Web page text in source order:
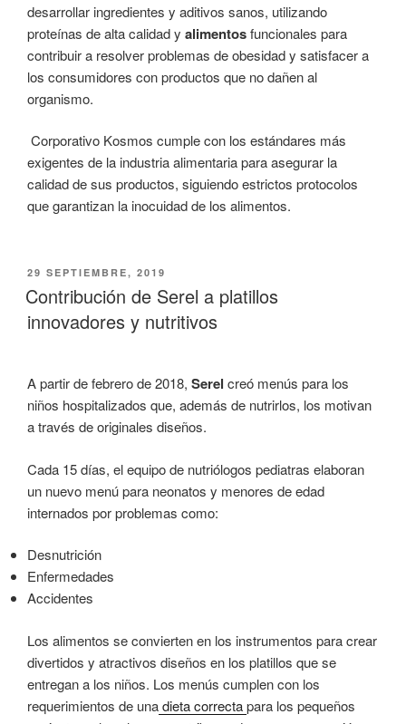
desarrollar ingredientes y aditivos sanos, utilizando
proteínas de alta calidad y alimentosfuncionales para
contribuir a resolver problemas de obesidad y satisfacer a
los consumidores con productos que no dañen al
organismo.
Corporativo Kosmos cumple con los estándares más
exigentes de la industria alimentaria para asegurar la
calidad de sus productos, siguiendo estrictos protocolos
que garantizan la inocuidad de los alimentos.
PUBLICADO
EL
29 SEPTIEMBRE, 2019
Contribución de Serel a platillos
innovadores y nutritivos
A partir de febrero de 2018, Serel creó menús para los
niños hospitalizados que, además de nutrirlos, los motivan
a través de originales diseños.
Cada 15 días, el equipo de nutriólogos pediatras elaboran
un nuevo menú para neonatos y menores de edad
internados por problemas como:
Desnutrición
Enfermedades
Accidentes
Los alimentos se convierten en los instrumentos para crear
divertidos y atractivos diseños en los platillos que se
entregan a los niños. Los menús cumplen con los
requerimientos de unadieta correctapara los pequeños